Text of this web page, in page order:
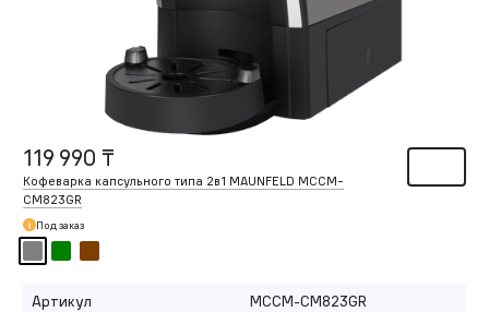
119 990 ₸
Кофеварка капсульного типа 2в1 MAUNFELD MCCM-
CM823GR
Под заказ
Артикул
MCCM-CM823GR